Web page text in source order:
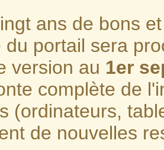
ans de bons
du portail sera
version au 1er
complète de
(ordinateurs,
de nouvelles